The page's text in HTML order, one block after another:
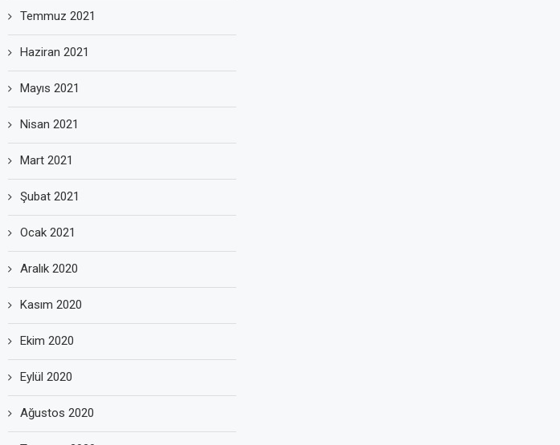
Temmuz 2021
Haziran 2021
Mayıs 2021
Nisan 2021
Mart 2021
Şubat 2021
Ocak 2021
Aralık 2020
Kasım 2020
Ekim 2020
Eylül 2020
Ağustos 2020